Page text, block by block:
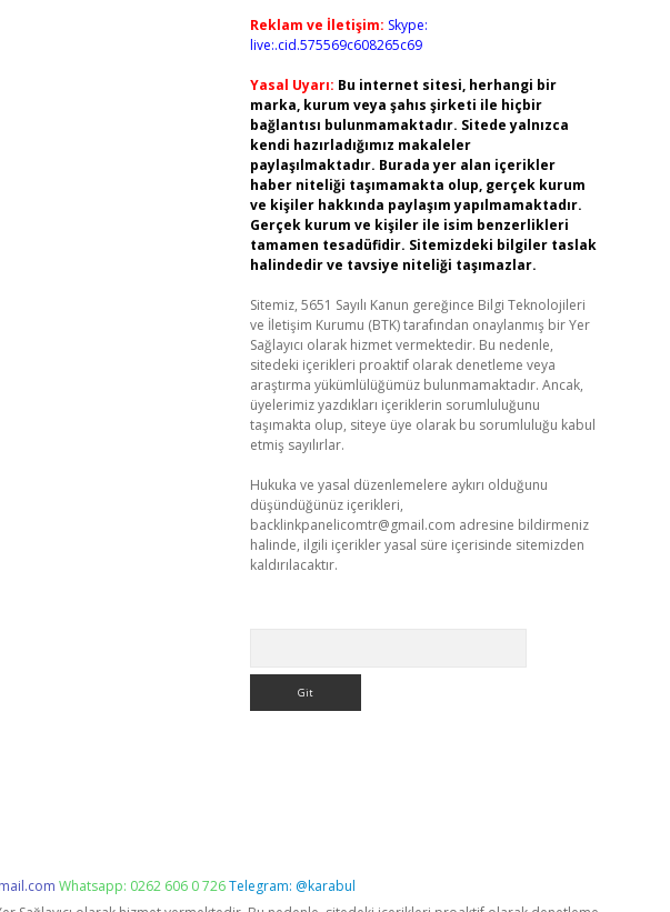
Reklam ve İletişim: Skype:
live:.cid.575569c608265c69
Yasal Uyarı: Bu internet sitesi, herhangi bir
marka, kurum veya şahıs şirketi ile hiçbir
bağlantısı bulunmamaktadır. Sitede yalnızca
kendi hazırladığımız makaleler
paylaşılmaktadır. Burada yer alan içerikler
haber niteliği taşımamakta olup, gerçek kurum
ve kişiler hakkında paylaşım yapılmamaktadır.
Gerçek kurum ve kişiler ile isim benzerlikleri
tamamen tesadüfidir. Sitemizdeki bilgiler taslak
halindedir ve tavsiye niteliği taşımazlar.
Sitemiz, 5651 Sayılı Kanun gereğince Bilgi Teknolojileri
ve İletişim Kurumu (BTK) tarafından onaylanmış bir Yer
Sağlayıcı olarak hizmet vermektedir. Bu nedenle,
sitedeki içerikleri proaktif olarak denetleme veya
araştırma yükümlülüğümüz bulunmamaktadır. Ancak,
üyelerimiz yazdıkları içeriklerin sorumluluğunu
taşımakta olup, siteye üye olarak bu sorumluluğu kabul
etmiş sayılırlar.
Hukuka ve yasal düzenlemelere aykırı olduğunu
düşündüğünüz içerikleri,
backlinkpanelicomtr@gmail.com adresine bildirmeniz
halinde, ilgili içerikler yasal süre içerisinde sitemizden
kaldırılacaktır.
Whatsapp: 0262 606 0 726Telegram: @karabul